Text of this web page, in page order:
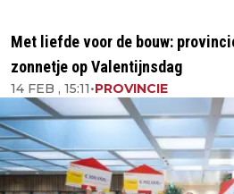
Met liefde voor de bouw:
zonnetje op Valentijnsdag
14 FEB , 15:11•PROVINCIE